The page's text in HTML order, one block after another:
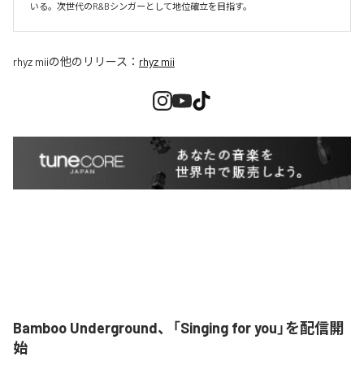
いる。次世代のR&Bシンガーとして地位確立を目指す。
rhyz miiの他のリリース： rhyz mii
Bamboo Underground、「Singing for you」を配信開
始